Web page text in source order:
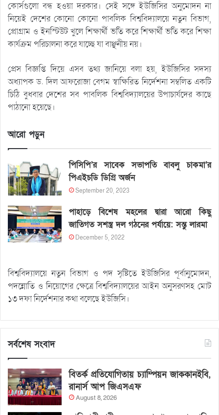
কোর্সগুলো বন্ধ হওয়া দরকার। সেই সঙ্গে ইউজিসির অনুমোদন না
নিয়েই দেশের কোনো কোনো পাবলিক বিশ্ববিদ্যালয়ে নতুন বিভাগ,
প্রোগ্রাম ও ইনস্টিউট খুলে শিক্ষার্থী ভর্তি করে শিক্ষার্থী ভর্তি করে শিক্ষা
কার্যক্রম পরিচালনা করে যাচ্ছে যা বাঞ্ছনীয় নয়।
প্রেস বিজ্ঞপ্তি দিয়ে এসব তথ্য জানিয়ে বলা হয়, ইউজিসির সদস্য
অধ্যাপক ড. দিল আফরোজা বেগম স্বাক্ষিরিত নির্দেশনা সম্বলিত একটি
চিঠি বুধবার দেশের সব পাবলিক বিশ্ববিদ্যালয়ের উপাচার্যদের কাছে
পাঠানো হয়েছে।
আরো পড়ুন
পিসিপি’র সাবেক সভাপতি বাবলু চাকমা’র
পিএইচডি ডিগ্রি অর্জন
September 20, 2023
পাহাড়ে বিশেষ মহলের দ্বারা আরো কিছু
জাতিগত সশস্ত্র দল গঠনের পর্যায়ে: সন্তু লারমা
December 5, 2022
বিশ্ববিদ্যালয়ে নতুন বিভাগ ও পদ সৃষ্টিতে ইউজিসির পূর্বানুমোদন,
পদন্নোতি ও নিয়োগের ক্ষেত্রে বিশ্ববিদ্যালয়ের আইন অনুসরণসহ মোট
১৩ দফা নির্দেশনার কথা বলেছে ইউজিসি।
সর্বশেষ সংবাদ
বিতর্ক প্রতিযোগিতায় চ্যাম্পিয়ন জাককানইবি,
রানার্স আপ জিএসএফ
August 8, 2026